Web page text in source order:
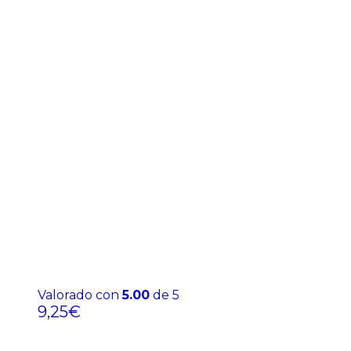
Valorado con5.00 de 5
9,25€